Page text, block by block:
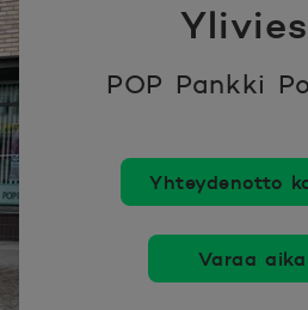
POP Pankki
Yhteydenotto
Varaa aika